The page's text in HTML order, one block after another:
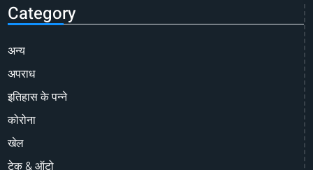
Category
अन्य
अपराध
इतिहास के पन्ने
कोरोना
खेल